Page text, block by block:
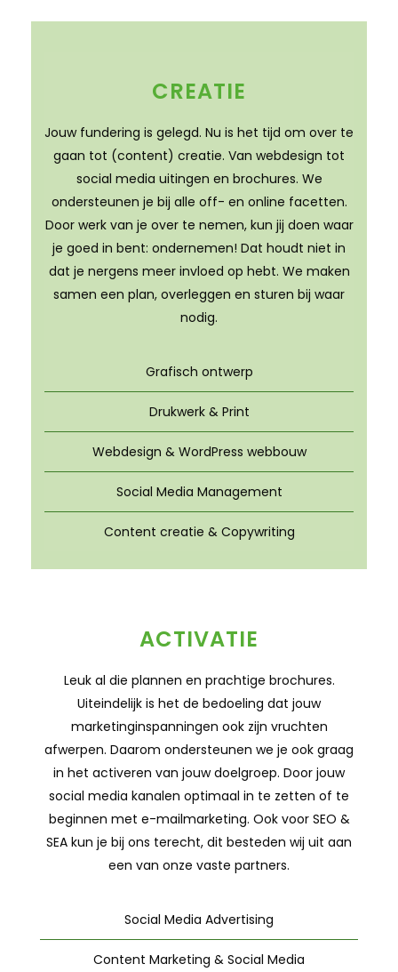
CREATIE
Jouw fundering is gelegd. Nu is het tijd om over te
gaan tot (content) creatie. Van webdesign tot
social media uitingen en brochures. We
ondersteunen je bij alle off- en online facetten.
Door werk van je over te nemen, kun jij doen waar
je goed in bent: ondernemen! Dat houdt niet in
dat je nergens meer invloed op hebt. We maken
samen een plan, overleggen en sturen bij waar
nodig.
Grafisch ontwerp
Drukwerk & Print
Webdesign & WordPress webbouw
Social Media Management
Content creatie & Copywriting
ACTIVATIE
Leuk al die plannen en prachtige brochures.
Uiteindelijk is het de bedoeling dat jouw
marketinginspanningen ook zijn vruchten
afwerpen. Daarom ondersteunen we je ook graag
in het activeren van jouw doelgroep. Door jouw
social media kanalen optimaal in te zetten of te
beginnen met e-mailmarketing. Ook voor SEO &
SEA kun je bij ons terecht, dit besteden wij uit aan
een van onze vaste partners.
Social Media Advertising
Content Marketing & Social Media